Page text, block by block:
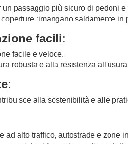
passaggio più sicuro di pedoni e
rimangano saldamente
facili:
facile e veloce.
robusta e alla resistenza all'usura.
:
alla sostenibilità e alle
ad alto traffico, autostrade e zone